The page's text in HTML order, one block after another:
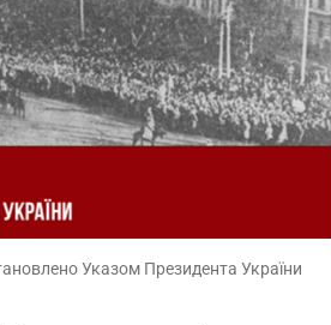
Указом Президента України